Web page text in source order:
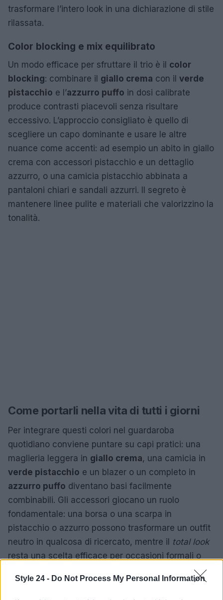
Style 24 - Do Not Process My Personal Information
trasformare l’intero look in una dichiarazione di stile
rilassata.
Color blocking e mix equilibrato
Un modo efficace per sfruttare il trio è il color
blocking: combinare il giallo crema con il verde
pistacchio e l’azzurro puffo in dosi calibrate
produce contrasti piacevoli senza risultare
eccessivo. L’approccio consigliato è quello di
scegliere un capo dominante e usare le altre
nuance come accenti: ad esempio un abito in giallo
crema con accessori pistacchio e un dettaglio
azzurro, o una camicia pistacchio abbinata a
pantaloni chiari e sandali azzurri. Il segreto è
mantenere linee pulite e materiali che valorizzino la
tonalità.
Come portarli nella vita di tutti i giorni
Per integrare questi colori nel guardaroba
quotidiano conviene puntare su capi pratici: una
maglieria leggera in giallo crema, una camicia in
verde pistacchio e un blazer o un completo in
azzurro puffo diventano basi facilmente
combinabili. Gli accessori giocano un ruolo
fondamentale: una borsa o una scarpa in
pistacchio o azzurro possono trasformare un outfit
neutro in qualcosa di ricercato, mentre il total look
resta una scelta efficace per occasioni formali o